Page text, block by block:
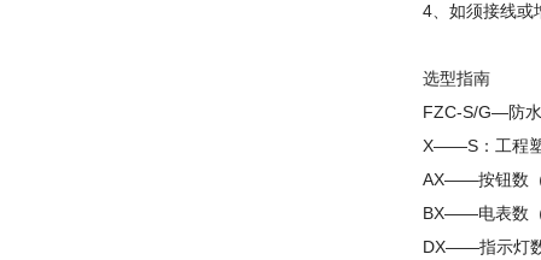
4、如须接线或
选型指南
FZC-S/G—防
X——S：工程塑
AX——按钮数
BX——电表数
DX——指示灯